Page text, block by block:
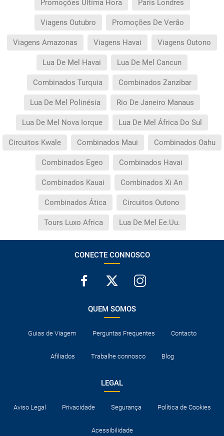
Promoções Última Hora Paris Londres
Viagens Outubro Promoções De Verão
Viagens Amazonas Viagens Havai Viagens Outono
Lua De Mel Havai Lua De Mel Cancun
Combinados Turquia Combinados Zanzibar
Lua De Mel Polinésia Rio De Janeiro Manaus
Lua De Mel Nova Iorque Lua De Mel África Do Sul
Circuitos Kwale Combinados Maui Combinados Oahu
Combinados Egeo Combinados Havai
Combinados Kauai Combinados Xi An
Combinados Ática Circuitos Outono
Tours Luxo Africa Lua De Mel Ee.Uu.
CONECTE CONNOSCO
QUEM SOMOS
Guias de Viagem Perguntas Frequentes Contacto
Afiliados Trabalhe connosco Blog
LEGAL
Aviso Legal Privacidade Segurança Política de Cookies
Acessibilidade